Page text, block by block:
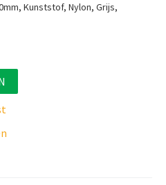
Kunststof, Nylon, Grijs,